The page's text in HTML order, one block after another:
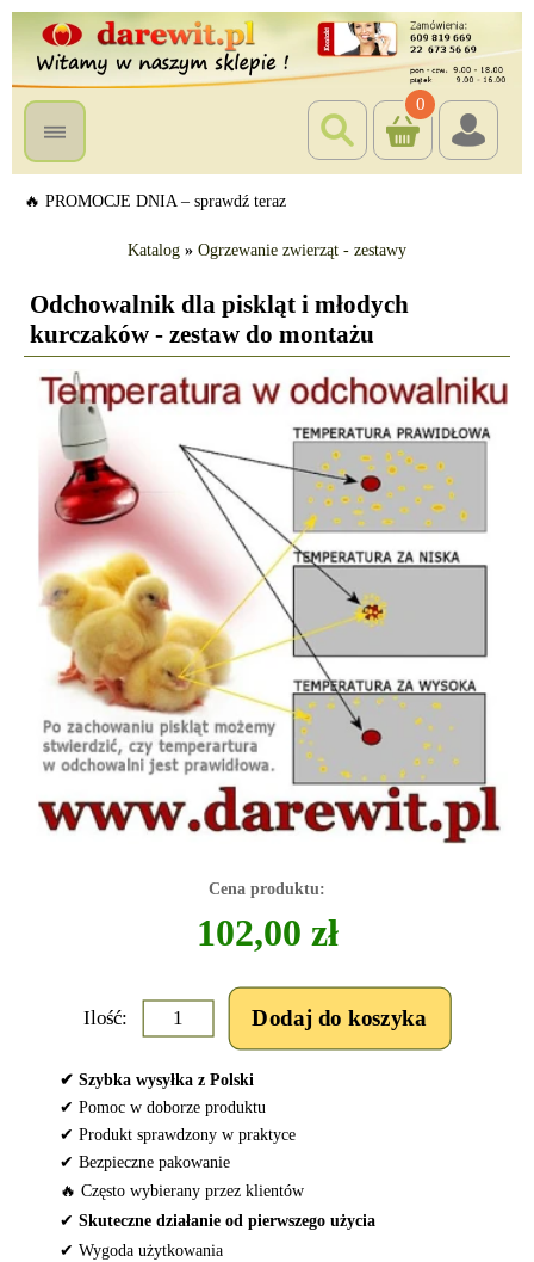
0
🔥 PROMOCJE DNIA – sprawdź teraz
Katalog » Ogrzewanie zwierząt - zestawy
Odchowalnik dla piskląt i młodych
kurczaków - zestaw do montażu
Cena produktu:
102,00 zł
Ilość:
✔ Szybka wysyłka z Polski
✔ Pomoc w doborze produktu
✔ Produkt sprawdzony w praktyce
✔ Bezpieczne pakowanie
🔥 Często wybierany przez klientów
✔ Skuteczne działanie od pierwszego użycia
✔ Wygoda użytkowania